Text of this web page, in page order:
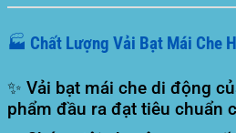
🏭 Chất Lượng Vải Bạt Mái Che
✨ Vải bạt mái che di động
phẩm đầu ra đạt tiêu chuẩn